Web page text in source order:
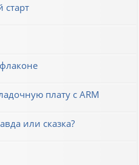
старт
плату с ARM
или сказка?